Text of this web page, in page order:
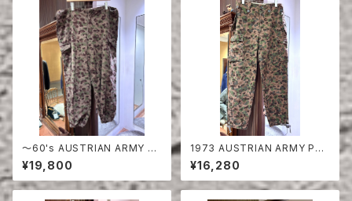
〜60's AUSTRIAN ARMY PE
A DOT CAMO FIERD PANT
S
¥19,800
1973 AUSTRIAN ARMY PEA
DOT CAMO FIERD PANTS
¥16,280